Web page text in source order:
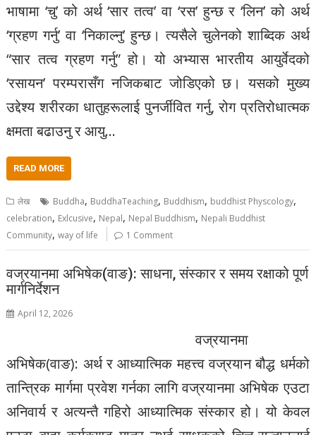
भाषामा ‘चु’ को अर्थ ‘सार तत्व’ वा ‘रस’ हुन्छ र ‘लिन’ को अर्थ
‘ग्रहण गर्नु’ वा ‘निकाल्नु’ हुन्छ। त्यसैले चुलेनको शाब्दिक अर्थ
“सार तत्व ग्रहण गर्नु” हो। यो अभ्यास भारतीय आयुर्वेदको
‘रसायन’ परम्परासँग नजिकबाट जोडिएको छ। यसको मुख्य
उद्देश्य शरीरका धातुहरूलाई पुनर्जीवित गर्नु, रोग प्रतिरोधात्मक
क्षमता बढाउनु र आयु…
READ MORE
लेख Buddha, BuddhaTeaching, Buddhism, buddhist Physcology,
celebration, Exlcusive, Nepal, Nepal Buddhism, Nepali Buddhist
Community,way of life 1 Comment
वज्रयानमा अभिषेक(वाङ): साधना, संस्कार र समय रक्षाको पूर्ण
मार्गनिर्देशन
April 12, 2026
वज्रयानमा
अभिषेक(वाङ): अर्थ र आध्यात्मिक महत्त्व वज्रयान बौद्ध धर्मको
तान्त्रिक मार्गमा प्रवेश गर्नका लागि वज्रयानमा अभिषेक एउटा
अनिवार्य र अत्यन्तै गहिरो आध्यात्मिक संस्कार हो। यो केवल